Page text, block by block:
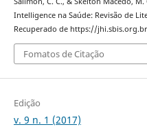
Intelligence na Saúde: Revisão de
Recuperado de https://
Fomatos de Citação
Edição
v. 9 n. 1 (2017)